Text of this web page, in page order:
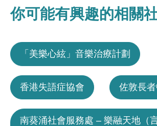
你可能有興趣的相關
「美樂心絃」音樂治療計劃
香港失語症協會 佐敦長
南葵涌社會服務處 – 樂融天地（